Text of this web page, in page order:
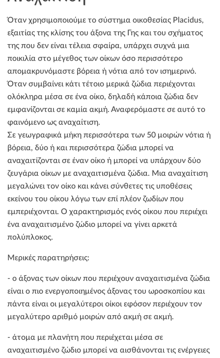
Όταν χρησιμοποιούμε το σύστημα οικοθεσίας Placidus,
εξαιτίας της κλίσης του άξονα της Γης και του σχήματος
της που δεν είναι τέλεια σφαίρα, υπάρχει συχνά μια
ποικιλία στο μέγεθος των οίκων όσο περισσότερο
απομακρυνόμαστε βόρεια ή νότια από τον ισημερινό.
Όταν συμβαίνει κάτι τέτοιο μερικά ζώδια περιέχονται
ολόκληρα μέσα σε ένα οίκο, δηλαδή κάποια ζώδια δεν
εμφανίζονται σε καμία ακμή. Αναφερόμαστε σε αυτό το
φαινόμενο ως αναχαίτιση.
Σε γεωγραφικά μήκη περισσότερα των 50 μοιρών νότια ή
βόρεια, δύο ή και περισσότερα ζώδια μπορεί να
αναχαιτίζονται σε έναν οίκο ή μπορεί να υπάρχουν δύο
ζευγάρια οίκων με αναχαιτισμένα ζώδια. Μια αναχαίτιση
μεγαλώνει τον οίκο και κάνει σύνθετες τις υποθέσεις
εκείνου του οίκου λόγω των επί πλέον ζωδίων που
εμπεριέχονται. Ο χαρακτηρισμός ενός οίκου που περιέχει
ένα αναχαιτισμένο ζώδιο μπορεί να γίνει αρκετά
πολύπλοκος.
Μερικές παρατηρήσεις:
- ο άξονας των οίκων που περιέχουν αναχαιτισμένα ζώδια
είναι ο πιο ενεργοποιημένος άξονας του ωροσκοπίου και
πάντα είναι οι μεγαλύτεροι οίκοι εφόσον περιέχουν τον
μεγαλύτερο αριθμό μοιρών από ακμή σε ακμή.
- άτομα με πλανήτη που περιέχεται μέσα σε
αναχαιτισμένο ζώδιο μπορεί να αισθάνονται τις ενέργειες